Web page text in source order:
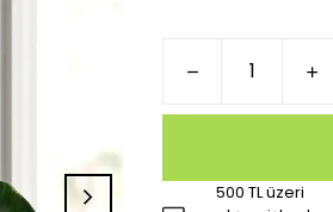
500 TL üzeri